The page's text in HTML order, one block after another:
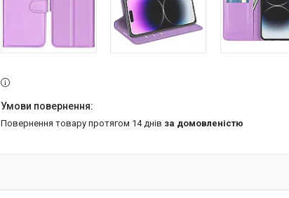
повернення товару протягом 14 днів за домовленістю